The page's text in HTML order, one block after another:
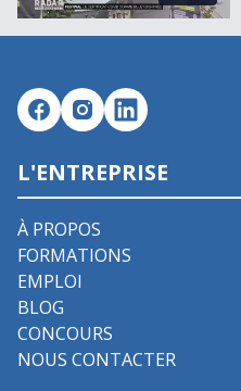
L'ENTREPRISE
À PROPOS
FORMATIONS
EMPLOI
BLOG
CONCOURS
NOUS CONTACTER